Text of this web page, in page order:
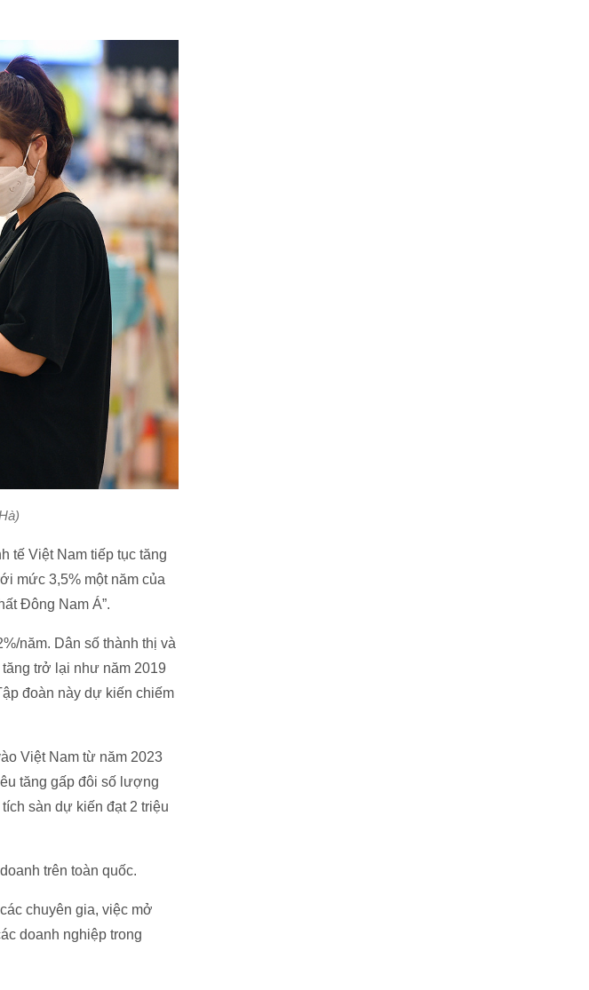
tế Việt Nam tiếp tục tăng
mức 3,5% một năm của
Đông Nam Á”.
năm. Dân số thành thị và
trở lại như năm 2019
đoàn này dự kiến chiếm
Việt Nam từ năm 2023
tăng gấp đôi số lượng
sàn dự kiến đạt 2 triệu
trên toàn quốc.
chuyên gia, việc mở
doanh nghiệp trong